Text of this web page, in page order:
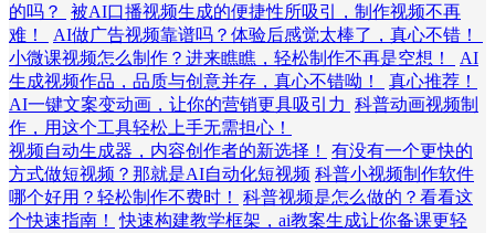
的吗？
被AI口播视频生成的便捷性所吸引，制作视频不再
难！
AI做广告视频靠谱吗？体验后感觉太棒了，真心不错！
小微课视频怎么制作？进来瞧瞧，轻松制作不再是空想！
AI
生成视频作品，品质与创意并存，真心不错呦！
真心推荐！
AI一键文案变动画，让你的营销更具吸引力 科普动画视频制
作，用这个工具轻松上手无需担心！
视频自动生成器，内容创作者的新选择！
有没有一个更快的
方式做短视频？那就是AI自动化短视频 科普小视频制作软件
哪个好用？轻松制作不费时！
科普视频是怎么做的？看看这
个快速指南！
快速构建教学框架，ai教案生成让你备课更轻